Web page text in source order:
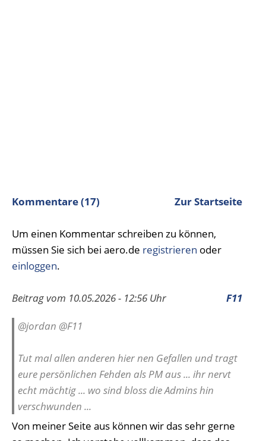
Kommentare (17) Zur Startseite
Um einen Kommentar schreiben zu können,
müssen Sie sich bei aero.de registrieren oder
einloggen.
Beitrag vom 10.05.2026 - 12:56 Uhr F11
@jordan @F11
Tut mal allen anderen hier nen Gefallen und tragt
eure persönlichen Fehden als PM aus ... ihr nervt
echt mächtig ... wo sind bloss die Admins hin
verschwunden ...
Von meiner Seite aus können wir das sehr gerne